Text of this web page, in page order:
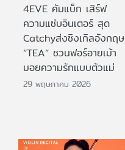
4EVE คัมแบ็ก เสิร์ฟ
ความแซ่บอินเตอร์ สุด
Catchyส่งซิงเกิลอังกฤษ
“TEA” ชวนฟอร์อายเม้า
มอยความรักแบบตัวแม่
29 พฤษภาคม 2026